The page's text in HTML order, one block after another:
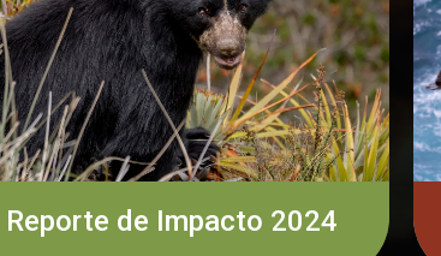
Reporte de Impacto 2024